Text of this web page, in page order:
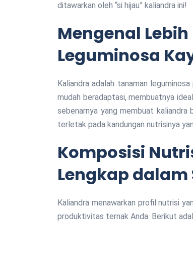
ditawarkan oleh “si hijau” kaliandra ini!
Mengenal
Leguminosa
Kaliandra adalah tanaman
mudah beradaptasi, membuatnya
sebenarnya yang membuat kaliandra
terletak pada kandungan nutrisinya
Komposisi
Lengkap dalam
Kaliandra menawarkan profil nutrisi
produktivitas ternak Anda. Berikut